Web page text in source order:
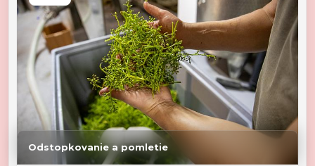
Odstopkovanie a pomletie